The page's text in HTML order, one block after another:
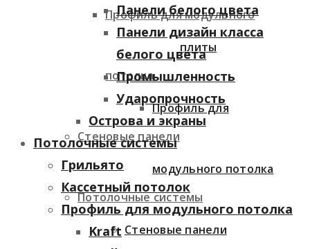
Профиль для модульного
потолка
Стеновые панели
Потолочные системы
плиты
Профиль для
модульного потолка
Стеновые панели
Панели белого цвета
Панели дизайн класса
белого цвета
Промышленность
Ударопрочность
Острова и экраны
Потолочные системы
Грильято
Кассетный потолок
Профиль для модульного потолка
Kraft